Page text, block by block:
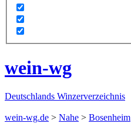
wein-wg
Deutschlands Winzerverzeichnis
wein-wg.de > Nahe > Bosenheim